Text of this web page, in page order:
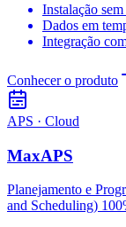
Instalação
Dados em
Integração
Conhecer o produto
APS · Cloud
MaxAPS
Planejamento e
and Scheduling)